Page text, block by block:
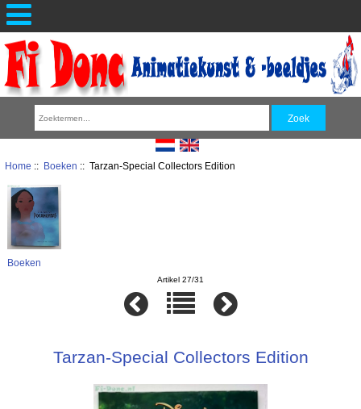
Home :: Boeken :: Tarzan-Special Collectors Edition
Boeken
Artikel 27/31
Tarzan-Special Collectors Edition